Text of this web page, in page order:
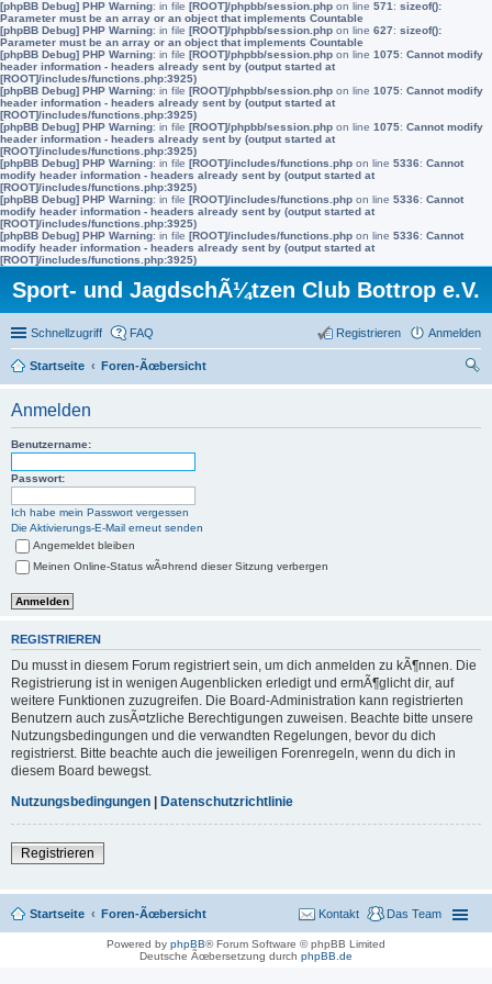
[phpBB Debug] PHP Warning: in file [ROOT]/phpbb/session.php on line 571 : sizeof():
Parameter must be an array or an object that implements Countable
[phpBB Debug] PHP Warning: in file [ROOT]/phpbb/session.php on line 627: sizeof():
Parameter must be an array or an object that implements Countable
[phpBB Debug] PHP Warning: in file [ROOT]/phpbb/session.php on line 1075: Cannot modify
header information - headers already sent by (output started at
[ROOT]/includes/functions.php:3925)
[phpBB Debug] PHP Warning: in file [ROOT]/phpbb/session.php on line 1075: Cannot modify
header information - headers already sent by (output started at
[ROOT]/includes/functions.php:3925)
[phpBB Debug] PHP Warning: in file [ROOT]/phpbb/session.php on line 1075: Cannot modify
header information - headers already sent by (output started at
[ROOT]/includes/functions.php:3925)
[phpBB Debug] PHP Warning: in file [ROOT]/includes/functions.php on line 5336: Cannot
modify header information - headers already sent by (output started at
[ROOT]/includes/functions.php:3925)
[phpBB Debug] PHP Warning: in file [ROOT]/includes/functions.php on line 5336: Cannot
modify header information - headers already sent by (output started at
[ROOT]/includes/functions.php:3925)
[phpBB Debug] PHP Warning: in file [ROOT]/includes/functions.php on line 5336: Cannot
modify header information - headers already sent by (output started at
[ROOT]/includes/functions.php:3925)
Sport- und JagdschÃ¼tzen Club Bottrop e.V.
Schnellzugriff FAQ Anmelden
Registrieren
Startseite
Foren-Ãœbersicht
Anmelden
Benutzername:
Passwort:
Ich habe mein Passwort vergessen
Die Aktivierungs-E-Mail erneut senden
Angemeldet bleiben
Meinen Online-Status wÃ¤hrend dieser Sitzung verbergen
REGISTRIEREN
Du musst in diesem Forum registriert sein, um dich anmelden zu kÃ¶nnen. Die
Registrierung ist in wenigen Augenblicken erledigt und ermÃ¶glicht dir, auf
weitere Funktionen zuzugreifen. Die Board-Administration kann registrierten
Benutzern auch zusÃ¤tzliche Berechtigungen zuweisen. Beachte bitte unsere
Nutzungsbedingungen und die verwandten Regelungen, bevor du dich
registrierst. Bitte beachte auch die jeweiligen Forenregeln, wenn du dich in
diesem Board bewegst.
Nutzungsbedingungen | Datenschutzrichtlinie
Registrieren
Startseite Foren-Ãœbersicht Das Team
Kontakt
Powered by phpBB® Forum Software © phpBB Limited
Deutsche Ãœbersetzung durch phpBB.de